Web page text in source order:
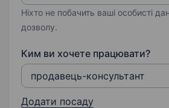
Ніхто не побачить ваші особисті
дозволу.
Ким ви хочете працювати?
Додати посаду